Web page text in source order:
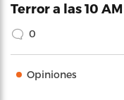
Terror a las 10 AM
0
Opiniones